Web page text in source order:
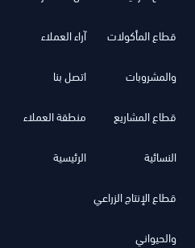
آراء العملاء
اتصل بنا
منطقة العملاء
الرئيسية
قطاع المأكولات
والمشروبات
قطاع المشاريع
النسائية
قطاع الإنتاج الزراعي
والحيواني